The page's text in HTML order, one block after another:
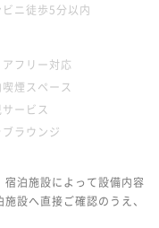
- 18:00 OUT10:00
¥115,200~
2名 ¥ 109,440 ~
ビニ徒歩5分以内
アフリー対応
煙スペース
ービス
ブラウンジ
泊施設によって設備内容
設へ直接ご確認のうえ、